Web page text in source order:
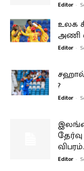
Editor -
உலக
அணி
Editor -
சஹால்
?
Editor -
Editor -